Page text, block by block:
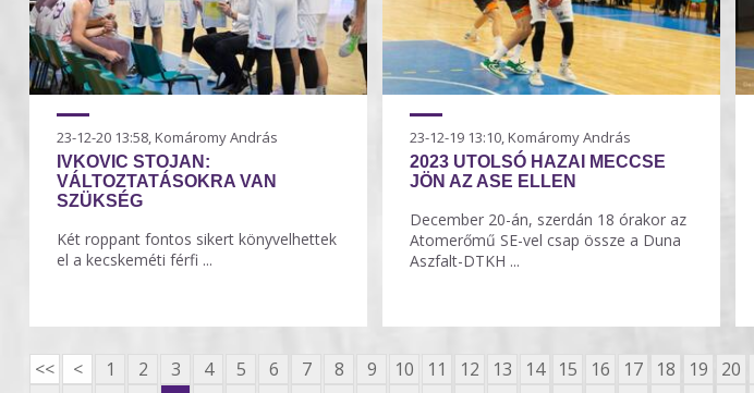
23-12-20 13:58, Komáromy András
IVKOVIC STOJAN:
VÁLTOZTATÁSOKRA VAN
SZÜKSÉG
Két roppant fontos sikert könyvelhettek
el a kecskeméti férfi ...
23-12-19 13:10, Komáromy András
2023 UTOLSÓ HAZAI MECCSE
JÖN AZ ASE ELLEN
December 20-án, szerdán 18 órakor az
Atomerőmű SE-vel csap össze a Duna
Aszfalt-DTKH ...
<< < 1 2 3 4 5 6 7 8 9 10 11 12 13 14 15 16 17 18 19 20